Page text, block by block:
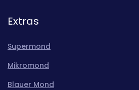
Extras
Supermond
Mikromond
Blauer Mond